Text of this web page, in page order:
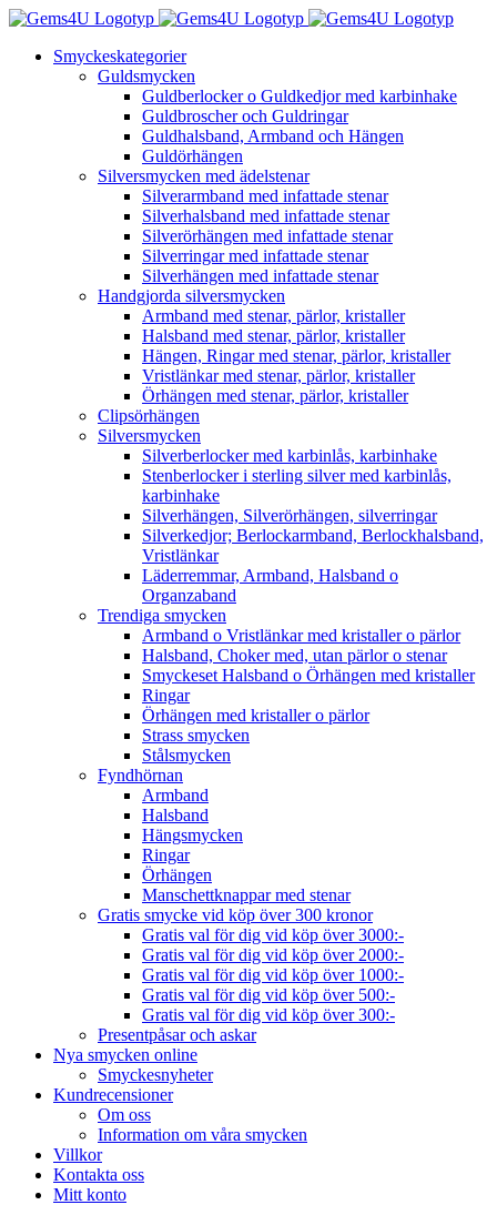
Fortsätt
innehålletSmyckeskategorier
Guldsmycken
Guldberlocker o Guldkedjor med karbinhake
Guldbroscher och Guldringar
Guldhalsband, Armband och Hängen
Guldörhängen
Silversmycken med ädelstenar
Silverarmband med infattade stenar
Silverhalsband med infattade stenar
Silverörhängen med infattade stenar
Silverringar med infattade stenar
Silverhängen med infattade stenar
Handgjorda silversmycken
Armband med stenar, pärlor, kristaller
Halsband med stenar, pärlor, kristaller
Hängen, Ringar med stenar, pärlor, kristaller
Vristlänkar med stenar, pärlor, kristaller
Örhängen med stenar, pärlor, kristaller
Clipsörhängen
Silversmycken
Silverberlocker med karbinlås, karbinhake
Stenberlocker i sterling silver med karbinlås,
karbinhake
Silverhängen, Silverörhängen, silverringar
Silverkedjor; Berlockarmband, Berlockhalsband,
Vristlänkar
Läderremmar, Armband, Halsband o
Organzaband
Trendiga smycken
Armband o Vristlänkar med kristaller o pärlor
Halsband, Choker med, utan pärlor o stenar
Smyckeset Halsband o Örhängen med kristaller
Ringar
Örhängen med kristaller o pärlor
Strass smycken
Stålsmycken
Fyndhörnan
Armband
Halsband
Hängsmycken
Ringar
Örhängen
Manschettknappar med stenar
Gratis smycke vid köp över 300 kronor
Gratis val för dig vid köp över 3000:-
Gratis val för dig vid köp över 2000:-
Gratis val för dig vid köp över 1000:-
Gratis val för dig vid köp över 500:-
Gratis val för dig vid köp över 300:-
Presentpåsar och askar
Nya smycken online
Smyckesnyheter
Kundrecensioner
Om oss
Information om våra smycken
Villkor
Kontakta oss
Mitt konto